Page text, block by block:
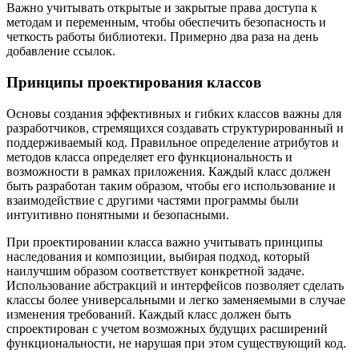
Важно учитывать открытые и закрытые права доступа к
методам и переменным, чтобы обеспечить безопасность и
четкость работы библиотеки. Примерно два раза на день
добавление ссылок.
Принципы проектирования классов
Основы создания эффективных и гибких классов важны для
разработчиков, стремящихся создавать структурированный и
поддерживаемый код. Правильное определение атрибутов и
методов класса определяет его функциональность и
возможности в рамках приложения. Каждый класс должен
быть разработан таким образом, чтобы его использование и
взаимодействие с другими частями программы были
интуитивно понятными и безопасными.
При проектировании класса важно учитывать принципы
наследования и композиции, выбирая подход, который
наилучшим образом соответствует конкретной задаче.
Использование абстракций и интерфейсов позволяет сделать
классы более универсальными и легко заменяемыми в случае
изменения требований. Каждый класс должен быть
спроектирован с учетом возможных будущих расширений
функциональности, не нарушая при этом существующий код.